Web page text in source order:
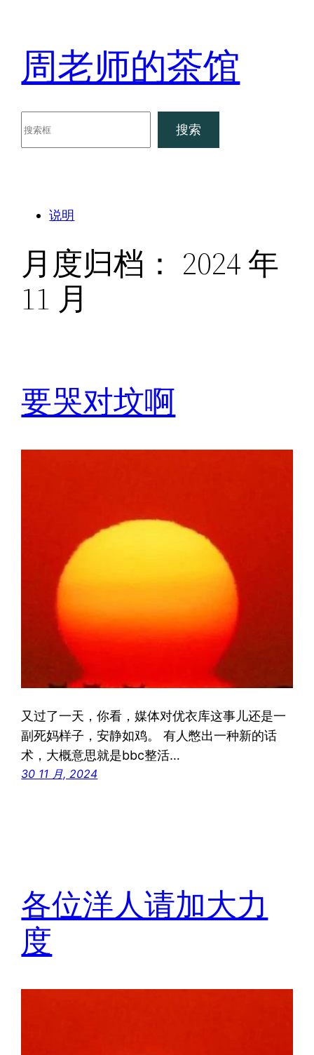
周老师的茶馆
搜索
说明
月度归档： 2024 年
11 月
要哭对坟啊
又过了一天，你看，媒体对优衣库这事儿还是一
副死妈样子，安静如鸡。 有人憋出一种新的话
术，大概意思就是bbc整活…
30 11 月, 2024
各位洋人请加大力
度